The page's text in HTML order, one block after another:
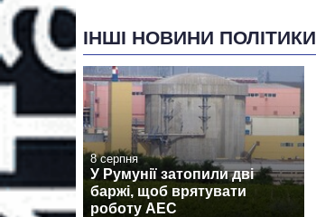
ІНШІ НОВИНИ ПОЛІТИКИ
8 серпня
У Румунії затопили дві
баржі, щоб врятувати
роботу АЕС